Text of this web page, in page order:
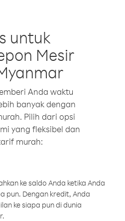
untuk
Mesir
Anda waktu
banyak dengan
Pilih dari opsi
yang fleksibel dan
murah:
ke saldo Anda ketika Anda
pun. Dengan kredit, Anda
ke siapa pun di dunia